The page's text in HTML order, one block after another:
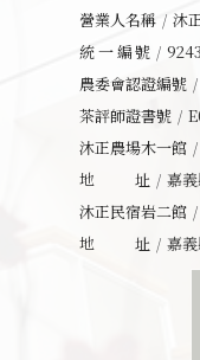
營業人名稱
沐
統一編號
農委會認證編號
茶評師證書號
沐正農場木一館
地址
嘉
沐正民宿岩二館
地址
嘉